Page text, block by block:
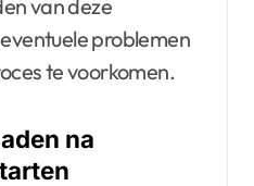
van deze
problemen
te voorkomen.
na